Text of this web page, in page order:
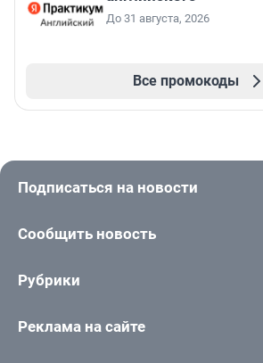
До 31 августа, 2026
Все промокоды
Подписаться на новости
Сообщить новость
Рубрики
Реклама на сайте